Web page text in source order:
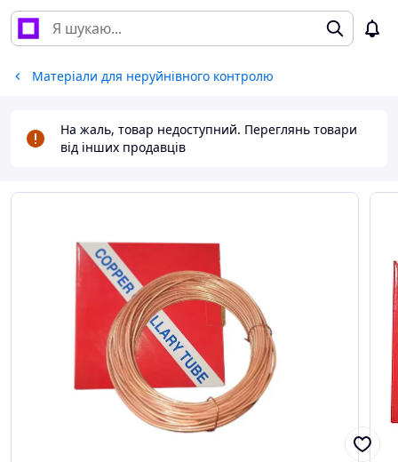
Матеріали для неруйнівного контролю
На жаль, товар недоступний. Переглянь товари
від інших продавців